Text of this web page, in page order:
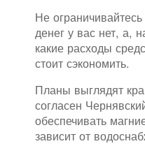
Не
денег у вас нет, а,
какие расходы
стоит сэкономить.
Планы выглядят
согласен
обеспечивать
зависит от